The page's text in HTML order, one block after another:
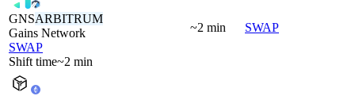
GNSARBITRUM
Gains Network
SWAP
Shift time~2 min
~2 min SWAP